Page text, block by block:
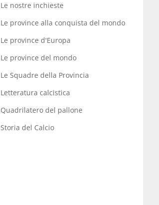
Le nostre inchieste
Le province alla conquista del mondo
Le province d'Europa
Le province del mondo
Le Squadre della Provincia
Letteratura calcistica
Quadrilatero del pallone
Storia del Calcio